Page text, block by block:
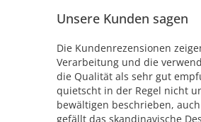
Unsere Kunden sagen
Die Kundenrezensionen
Verarbeitung und die
die Qualität als sehr gut
quietscht in der Regel nicht
bewältigen beschrieben,
gefällt das skandinavische